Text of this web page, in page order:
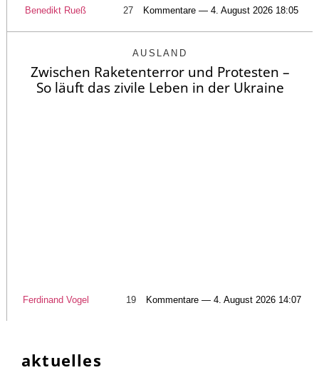
Benedikt Rueß 27 Kommentare — 4. August 2026 18:05
AUSLAND
Zwischen Raketenterror und Protesten –
So läuft das zivile Leben in der Ukraine
Ferdinand Vogel 19 Kommentare — 4. August 2026 14:07
aktuelles